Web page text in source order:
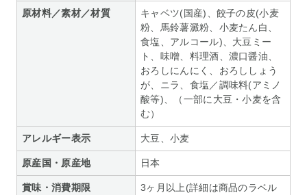
原材料／素材／材質
キャベツ(国産)、餃子の皮(小麦
粉、馬鈴薯澱粉、小麦たん白、
食塩、アルコール)、大豆ミー
ト、味噌、料理酒、濃口醤油、
おろしにんにく、おろししょう
が、ニラ、食塩／調味料(アミノ
酸等)、（一部に大豆・小麦を含
む）
アレルギー表示 大豆、小麦
原産国・原産地 日本
賞味・消費期限
3ヶ月以上(詳細は商品のラベル